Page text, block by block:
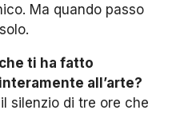
Ma quando passo
ti ha fatto
all’arte?
silenzio di tre ore che